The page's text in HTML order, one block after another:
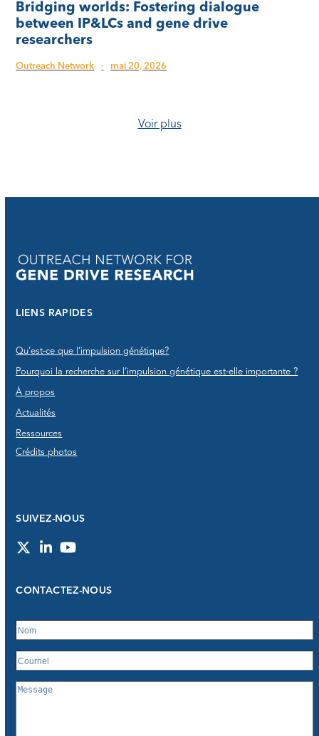
Bridging worlds: Fostering dialogue
between IP&LCs and gene drive
researchers
Outreach Network · mai 20, 2026
Voir plus
LIENS RAPIDES
Qu'est-ce que l’impulsion génétique?
Pourquoi la recherche sur l’impulsion génétique est-elle importante ?
À propos
Actualités
Ressources
Crédits photos
SUIVEZ-NOUS
TwitterLinkedInYouTube
CONTACTEZ-NOUS